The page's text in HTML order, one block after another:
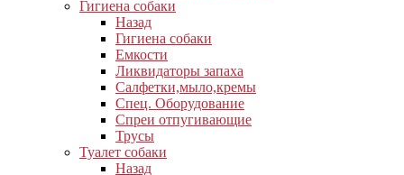
Гигиена собаки
Назад
Гигиена собаки
Емкости
Ликвидаторы запаха
Салфетки,мыло,кремы
Спец. Оборудование
Спреи отпугивающие
Трусы
Туалет собаки
Назад